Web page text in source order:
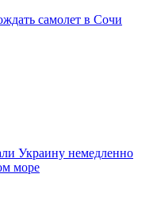
самолет в Сочи
Украину немедленно
море